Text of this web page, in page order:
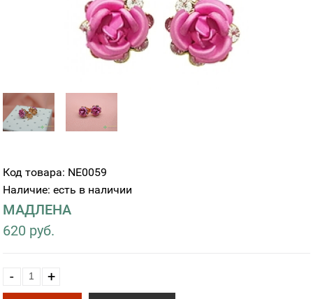
Код товара: NE0059
Наличие: есть в наличии
МАДЛЕНА
620 руб.
- +